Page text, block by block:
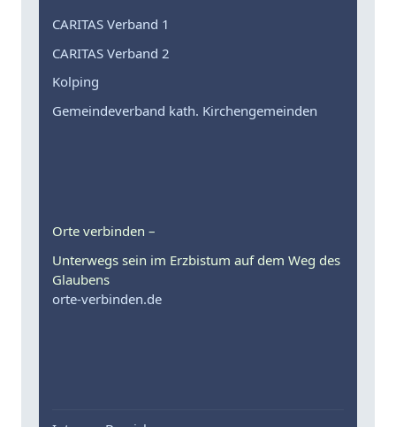
CARITAS Verband 1
CARITAS Verband 2
Kolping
Gemeindeverband kath. Kirchengemeinden
Orte verbinden –
Unterwegs sein im Erzbistum auf dem Weg des
Glaubens
orte-verbinden.de